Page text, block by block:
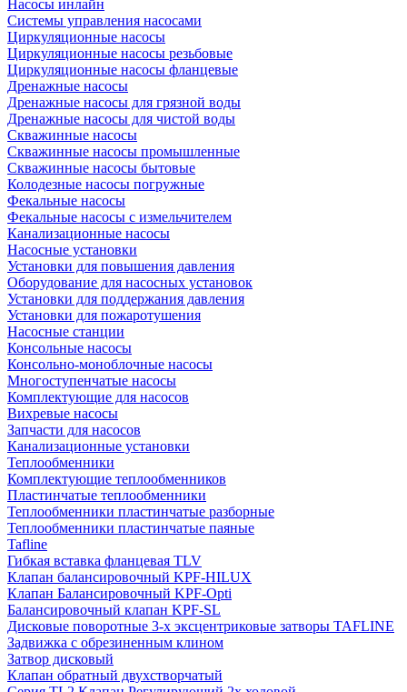
Насосы инлайн
Системы управления насосами
Циркуляционные насосы
Циркуляционные насосы резьбовые
Циркуляционные насосы фланцевые
Дренажные насосы
Дренажные насосы для грязной воды
Дренажные насосы для чистой воды
Скважинные насосы
Скважинные насосы промышленные
Скважинные насосы бытовые
Колодезные насосы погружные
Фекальные насосы
Фекальные насосы с измельчителем
Канализационные насосы
Насосные установки
Установки для повышения давления
Оборудование для насосных установок
Установки для поддержания давления
Установки для пожаротушения
Насосные станции
Консольные насосы
Консольно-моноблочные насосы
Многоступенчатые насосы
Комплектующие для насосов
Вихревые насосы
Запчасти для насосов
Канализационные установки
Теплообменники
Комплектующие теплообменников
Пластинчатые теплообменники
Теплообменники пластинчатые разборные
Теплообменники пластинчатые паяные
Tafline
Гибкая вставка фланцевая TLV
Клапан балансировочный KPF-HILUX
Клапан Балансировочный KPF-Opti
Балансировочный клапан KPF-SL
Дисковые поворотные 3-х эксцентриковые затворы TAFLINE
Задвижка с обрезиненным клином
Затвор дисковый
Клапан обратный двухстворчатый